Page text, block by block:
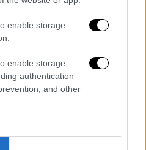
enable storage
enable storage
authentication
and other